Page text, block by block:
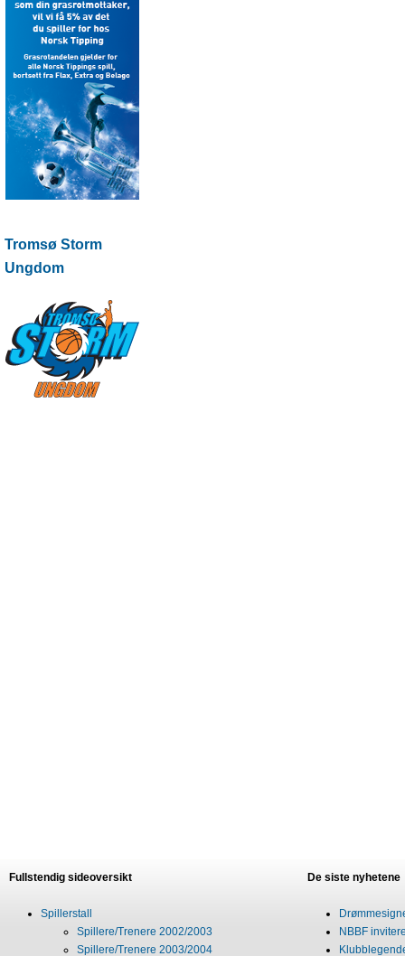
Tromsø Storm
Ungdom
Fullstendig sideoversikt
Spillerstall
Spillere/Trenere 2002/2003
Spillere/Trenere 2003/2004
De siste nyhetene
NBBF